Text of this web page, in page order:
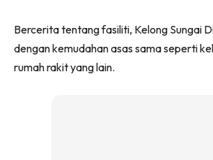
Bercerita tentang fasiliti, Kelong Sungai
dengan kemudahan asas sama seperti
rumah rakit yang lain.